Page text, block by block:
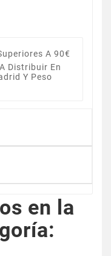
A 90€
Distribuir En
Y Peso
en la